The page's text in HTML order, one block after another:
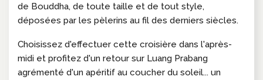
de Bouddha, de toute taille et de tout style,
déposées par les pèlerins au fil des derniers siècles.
Choisissez d'effectuer cette croisière dans l'après-
midi et profitez d'un retour sur Luang Prabang
agrémenté d'un apéritif au coucher du soleil... un